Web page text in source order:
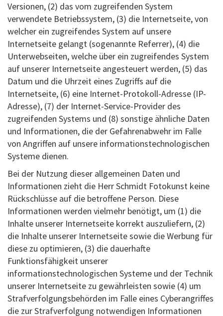
Versionen, (2) das vom zugreifenden System
verwendete Betriebssystem, (3) die Internetseite, von
welcher ein zugreifendes System auf unsere
Internetseite gelangt (sogenannte Referrer), (4) die
Unterwebseiten, welche über ein zugreifendes System
auf unserer Internetseite angesteuert werden, (5) das
Datum und die Uhrzeit eines Zugriffs auf die
Internetseite, (6) eine Internet-Protokoll-Adresse (IP-
Adresse), (7) der Internet-Service-Provider des
zugreifenden Systems und (8) sonstige ähnliche Daten
und Informationen, die der Gefahrenabwehr im Falle
von Angriffen auf unsere informationstechnologischen
Systeme dienen.
Bei der Nutzung dieser allgemeinen Daten und
Informationen zieht die Herr Schmidt Fotokunst keine
Rückschlüsse auf die betroffene Person. Diese
Informationen werden vielmehr benötigt, um (1) die
Inhalte unserer Internetseite korrekt auszuliefern, (2)
die Inhalte unserer Internetseite sowie die Werbung für
diese zu optimieren, (3) die dauerhafte
Funktionsfähigkeit unserer
informationstechnologischen Systeme und der Technik
unserer Internetseite zu gewährleisten sowie (4) um
Strafverfolgungsbehörden im Falle eines Cyberangriffes
die zur Strafverfolgung notwendigen Informationen